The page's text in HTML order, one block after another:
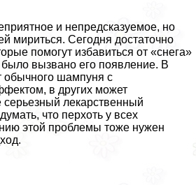
и непредсказуемое, но
мириться. Сегодня достаточно
помогут избавиться от «снега»
вызвано его появление. В
обычного шампуня с
в других может
серьезный лекарственный
что перхоть у всех
этой проблемы тоже нужен